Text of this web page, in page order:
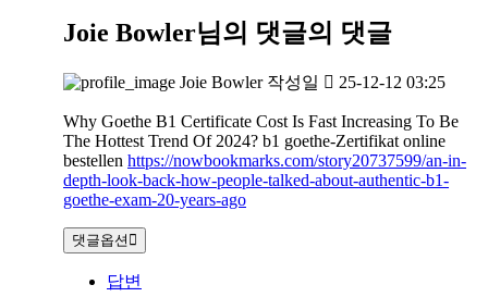
Joie Bowler님의 댓글의 댓글
Joie Bowler 작성일 25-12-12 03:25
Why Goethe B1 Certificate Cost Is Fast Increasing To Be
The Hottest Trend Of 2024? b1 goethe-Zertifikat online
bestellen https://nowbookmarks.com/story20737599/an-in-
depth-look-back-how-people-talked-about-authentic-b1-
goethe-exam-20-years-ago
댓글옵션
답변